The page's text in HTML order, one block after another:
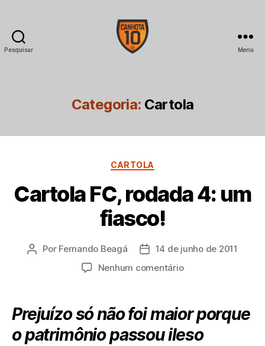
Pesquisar Menu
Categoria: Cartola
Categorias
CARTOLA
Cartola FC, rodada 4: um
fiasco!
Autor
Por Fernando Beagá
Data14 de junho de 2011
Nenhum comentárioem
4:
um
Prejuízo só não foi maior porque
o patrimônio passou ileso